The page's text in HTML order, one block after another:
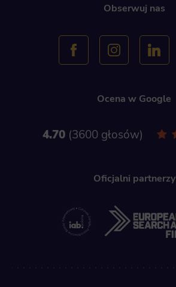
Obserwuj nas
Ocena w Google
4.70 3600 głosów
Oficjalni partnerzy